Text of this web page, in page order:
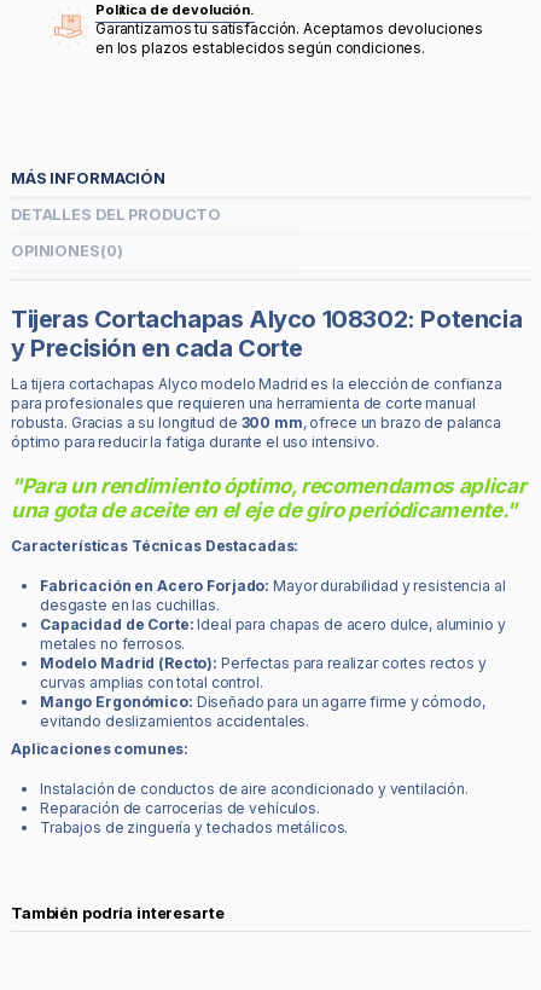
Política de devolución.
Garantizamos tu satisfacción. Aceptamos devoluciones
en los plazos establecidos según condiciones.
MÁS INFORMACIÓN
DETALLES DEL PRODUCTO
OPINIONES(0)
Tijeras Cortachapas Alyco 108302: Potencia
y Precisión en cada Corte
La tijera cortachapas Alyco modelo Madrid es la elección de confianza
para profesionales que requieren una herramienta de corte manual
robusta. Gracias a su longitud de 300 mm, ofrece un brazo de palanca
óptimo para reducir la fatiga durante el uso intensivo.
"Para un rendimiento óptimo, recomendamos aplicar
una gota de aceite en el eje de giro periódicamente."
Características Técnicas Destacadas:
Fabricación en Acero Forjado: Mayor durabilidad y resistencia al
desgaste en las cuchillas.
Capacidad de Corte: Ideal para chapas de acero dulce, aluminio y
metales no ferrosos.
Modelo Madrid (Recto): Perfectas para realizar cortes rectos y
curvas amplias con total control.
Mango Ergonómico: Diseñado para un agarre firme y cómodo,
evitando deslizamientos accidentales.
Aplicaciones comunes:
Instalación de conductos de aire acondicionado y ventilación.
Reparación de carrocerías de vehículos.
Trabajos de zinguería y techados metálicos.
También podría interesarte